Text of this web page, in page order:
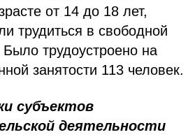
от 14 до 18 лет,
трудиться в свободной
трудоустроено на
занятости 113 человек.
субъектов
деятельности